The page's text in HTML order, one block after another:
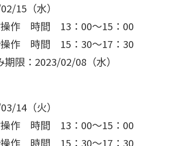
15（水）
作 時間 13：00～15：00
作 時間 15：30～17：30
期限：2023/02/08（水）
14（火）
作 時間 13：00～15：00
作 時間 15：30～17：30